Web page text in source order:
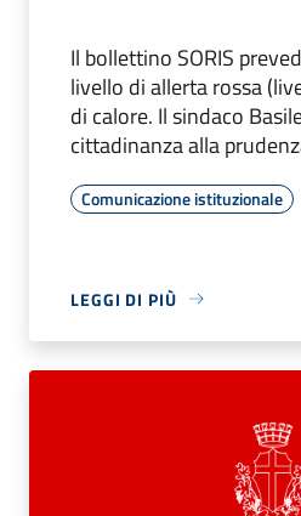
Il bollettino SORIS
livello di allerta rossa
di calore. Il sindaco
cittadinanza alla
Comunicazione istituzionale
LEGGI DI PIÙ